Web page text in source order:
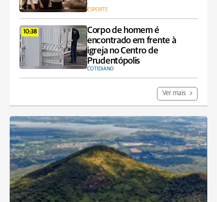
ESPORTE
10:38
Corpo de homem é
encontrado em frente à
igreja no Centro de
Prudentópolis
COTIDIANO
Ver mais